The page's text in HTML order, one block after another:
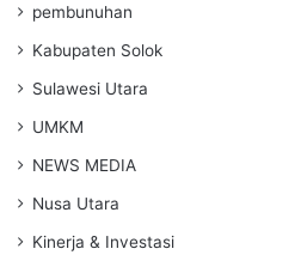
pembunuhan
Kabupaten Solok
Sulawesi Utara
UMKM
NEWS MEDIA
Nusa Utara
Kinerja & Investasi